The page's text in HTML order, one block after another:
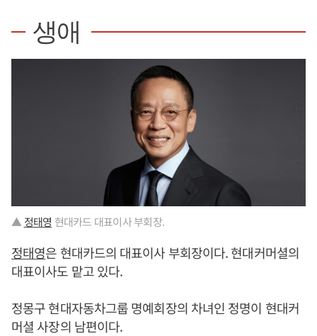
생애
▲ 정태영 현대카드 대표이사 부회장.
정태영은 현대카드의 대표이사 부회장이다. 현대커머셜의
대표이사도 맡고 있다.
정몽구 현대자동차그룹 명예회장의 차녀인 정명이 현대커
머셜 사장의 남편이다.